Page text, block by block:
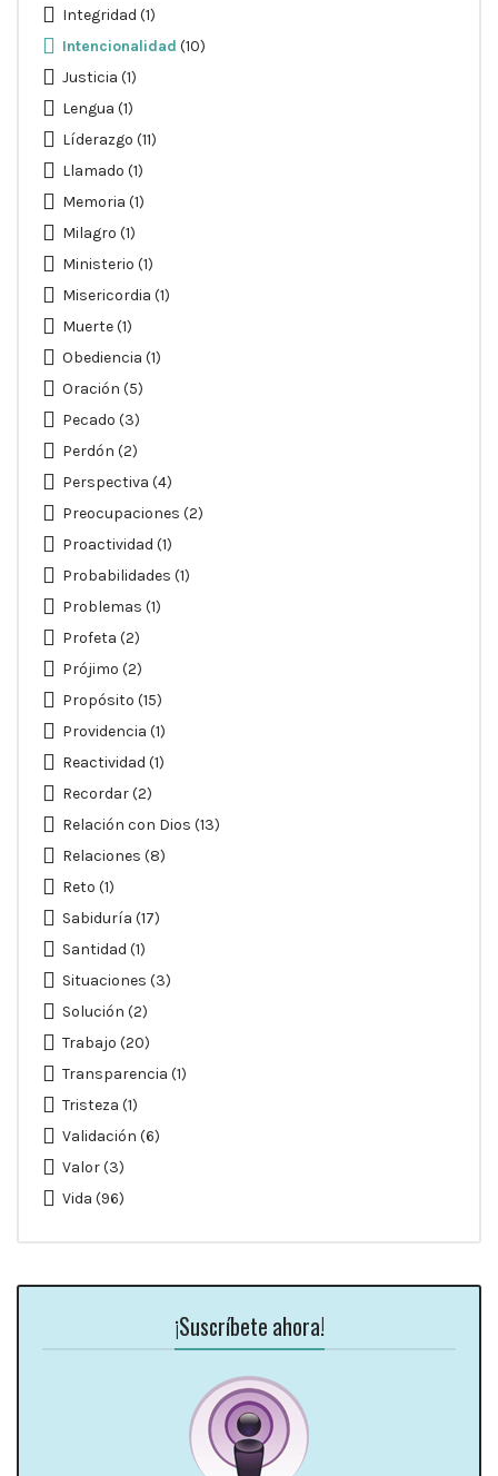
Integridad (1)
Intencionalidad (10)
Justicia (1)
Lengua (1)
Líderazgo (11)
Llamado (1)
Memoria (1)
Milagro (1)
Ministerio (1)
Misericordia (1)
Muerte(1)
Obediencia (1)
Oración (5)
Pecado (3)
Perdón (2)
Perspectiva (4)
Preocupaciones (2)
Proactividad (1)
Probabilidades (1)
Problemas (1)
Profeta (2)
Prójimo (2)
Propósito (15)
Providencia (1)
Reactividad (1)
Recordar(2)
Relación con Dios (13)
Relaciones (8)
Reto (1)
Sabiduría (17)
Santidad (1)
Situaciones (3)
Solución (2)
Trabajo (20)
Transparencia (1)
Tristeza (1)
Validación (6)
Valor(3)
Vida (96)
¡Suscríbete ahora!